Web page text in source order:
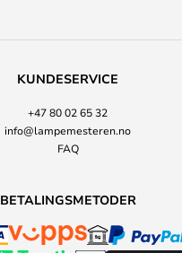
KUNDESERVICE
+47 80 02 65 32
info@lampemesteren.no
FAQ
BETALINGSMETODER